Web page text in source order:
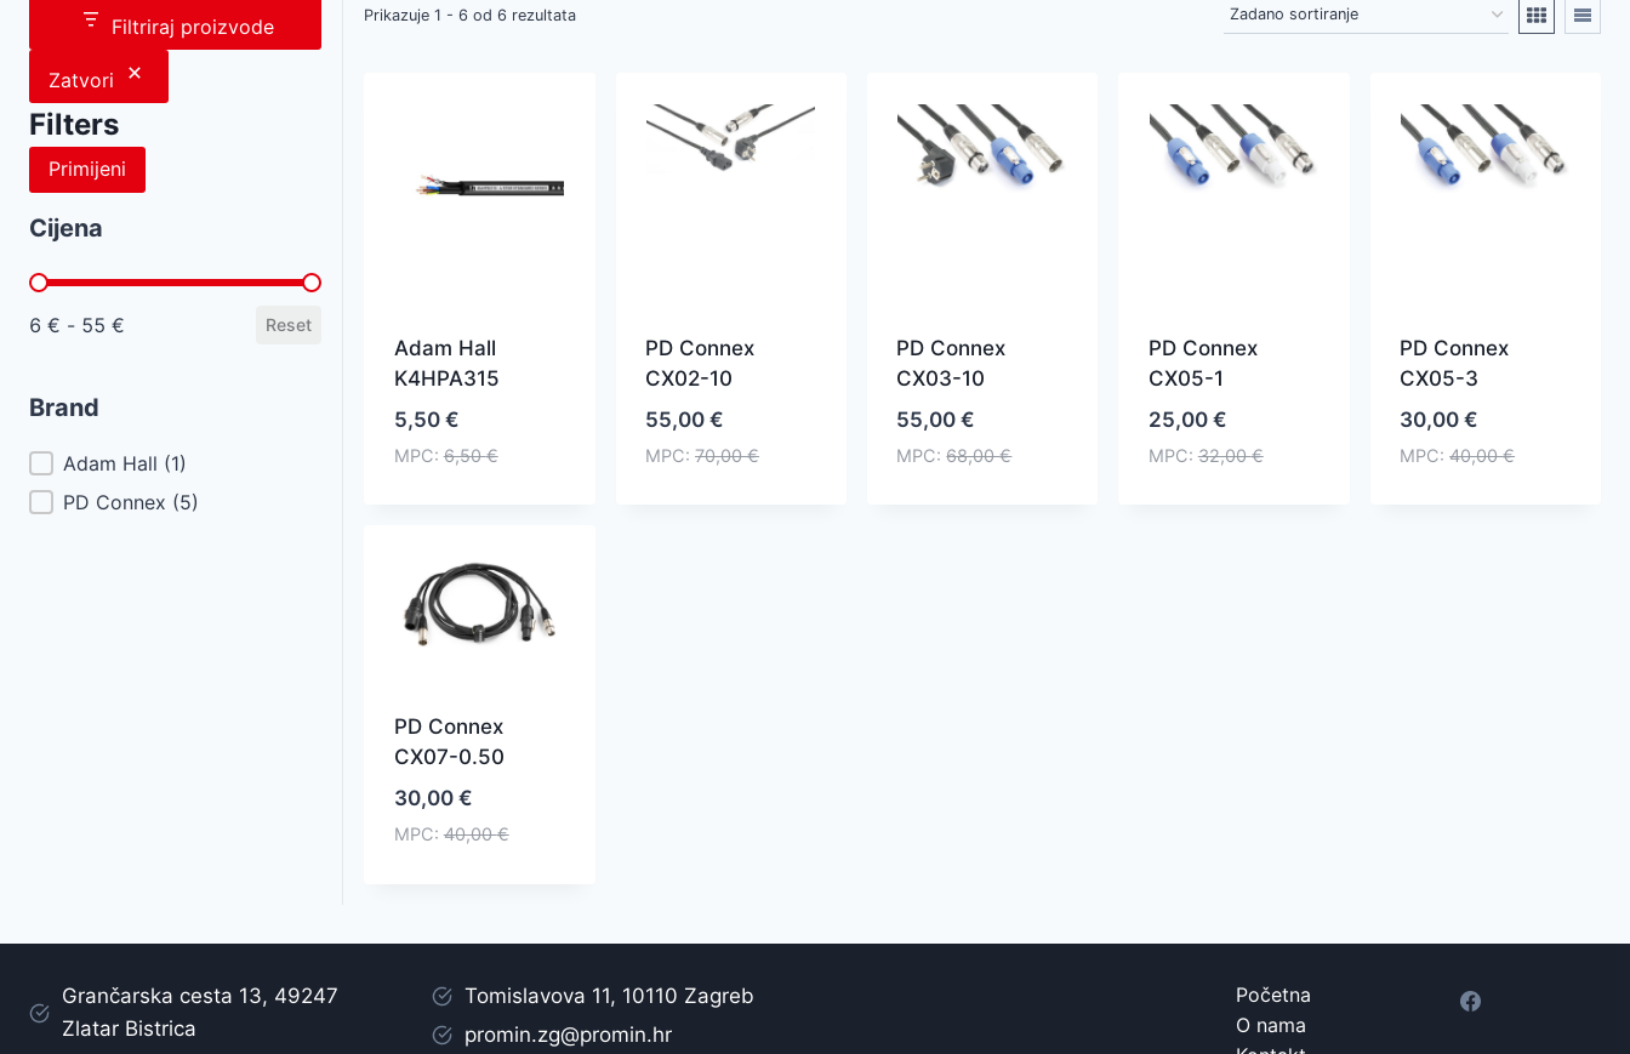
Prikazuje 1 - 6 od 6 rezultata
Adam Hall
K4HPA315
5,50 €
MPC:6,50€
PD Connex
CX02-10
55,00€
MPC:70,00€
PD Connex
CX03-10
55,00€
MPC:68,00€
PD Connex
CX05-1
25,00 €
MPC:32,00€
PD Connex
CX05-3
30,00€
MPC:40,00€
PD Connex
CX07-0.50
30,00 €
MPC:40,00€
Filtriraj proizvode
Zatvori
Filters
Primijeni
Cijena
Cijena
6 € - 55 € Reset
Brand
BrandAdam Hall (1)
PD Connex (5)
Grančarska cesta 13, 49247
Zlatar Bistrica
Tomislavova 11, 10110 Zagreb
promin.zg@promin.hr
Početna
O nama